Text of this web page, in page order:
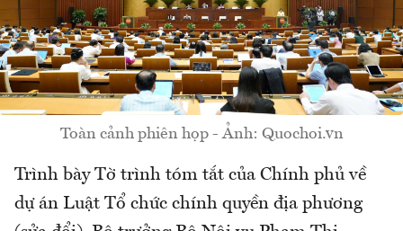
Toàn cảnh phiên họp - Ảnh: Quochoi.vn
Trình bày Tờ trình tóm tắt của Chính phủ về
dự án Luật Tổ chức chính quyền địa phương